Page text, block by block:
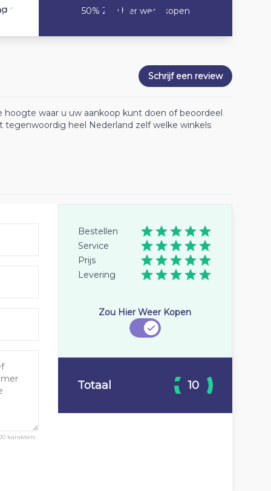
4 50% Zou hier weer kopen
Schrijf een review
hoogte waar u uw aankoop kunt doen of beoordeel
tegenwoordig heel Nederland zelf welke winkels
karakters
Bestellen
Service
Prijs
Levering
Zou Hier Weer Kopen
Totaal 10